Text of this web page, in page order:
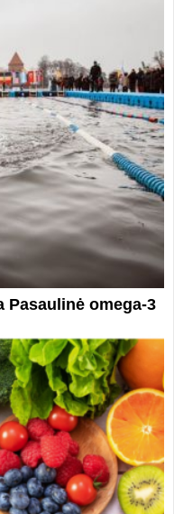
Pasaulinė omega-3